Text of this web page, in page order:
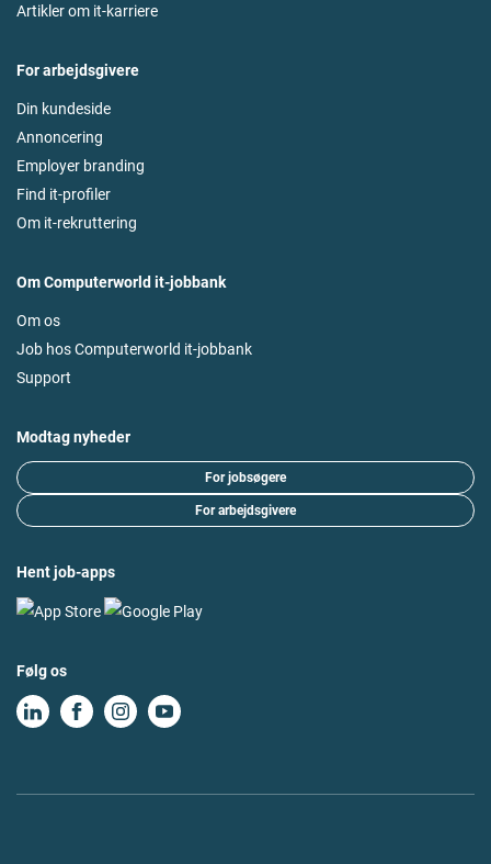
Artikler om it-karriere
For arbejdsgivere
Din kundeside
Annoncering
Employer branding
Find it-profiler
Om it-rekruttering
Om Computerworld it-jobbank
Om os
Job hos Computerworld it-jobbank
Support
Modtag nyheder
For jobsøgere
For arbejdsgivere
Hent job-apps
Følg os